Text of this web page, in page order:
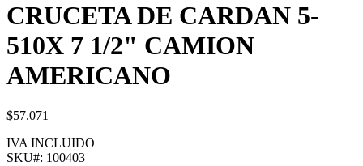
CRUCETA DE CARDAN 5-
510X 7 1/2" CAMION
AMERICANO
$57.071
IVA INCLUIDO
SKU#: 100403